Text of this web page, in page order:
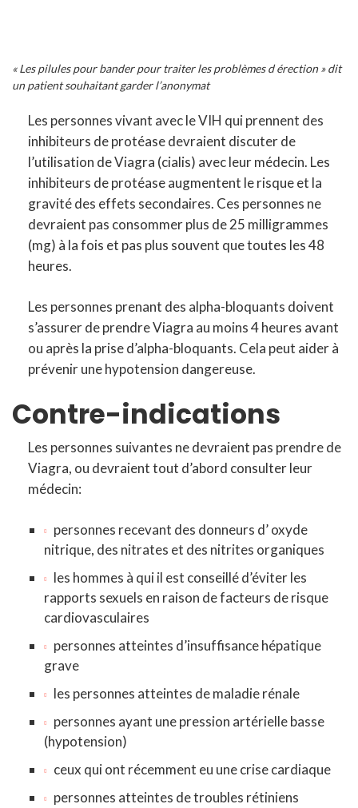
« Les pilules pour bander pour traiter les problèmes d érection » dit
un patient souhaitant garder l’anonymat
Les personnes vivant avec le VIH qui prennent des
inhibiteurs de protéase devraient discuter de
l’utilisation de Viagra (cialis) avec leur médecin. Les
inhibiteurs de protéase augmentent le risque et la
gravité des effets secondaires. Ces personnes ne
devraient pas consommer plus de 25 milligrammes
(mg) à la fois et pas plus souvent que toutes les 48
heures.
Les personnes prenant des alpha-bloquants doivent
s’assurer de prendre Viagra au moins 4 heures avant
ou après la prise d’alpha-bloquants. Cela peut aider à
prévenir une hypotension dangereuse.
Contre-indications
Les personnes suivantes ne devraient pas prendre de
Viagra, ou devraient tout d’abord consulter leur
médecin:
personnes recevant des donneurs d’ oxyde
nitrique, des nitrates et des nitrites organiques
les hommes à qui il est conseillé d’éviter les
rapports sexuels en raison de facteurs de risque
cardiovasculaires
personnes atteintes d’insuffisance hépatique
grave
les personnes atteintes de maladie rénale
personnes ayant une pression artérielle basse
(hypotension)
ceux qui ont récemment eu une crise cardiaque
personnes atteintes de troubles rétiniens